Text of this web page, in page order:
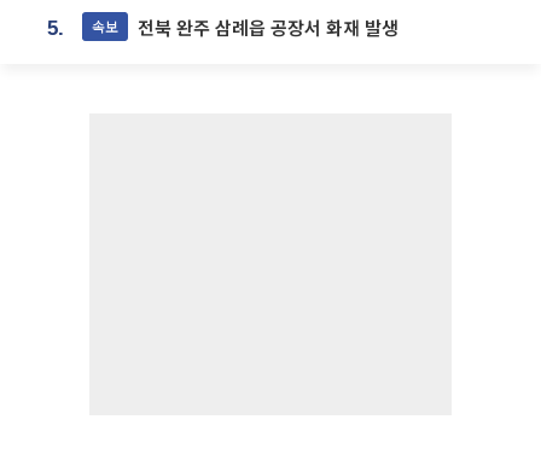
5. 속보 전북 완주 삼례읍 공장서 화재 발생